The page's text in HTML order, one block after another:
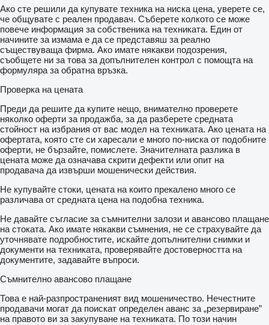
Ако сте решили да купувате техника на ниска цена, уверете се,
че общувате с реален продавач. Съберете колкото се може
повече информация за собственика на техниката. Един от
начините за измама е да се представяш за реално
съществуваща фирма. Ако имате някакви подозрения,
съобщете ни за това за допълнителен контрол с помощта на
формуляра за обратна връзка.
Проверка на цената
Преди да решите да купите нещо, внимателно проверете
няколко оферти за продажба, за да разберете средната
стойност на избрания от вас модел на техниката. Ако цената на
офертата, която сте си харесали е много по-ниска от подобните
оферти, не бързайте, помислете. Значителната разлика в
цената може да означава скрити дефекти или опит на
продавача да извърши мошенически действия.
Не купувайте стоки, цената на които прекалено много се
различава от средната цена на подобна техника.
Не давайте съгласие за съмнителни залози и авансово плащане
на стоката. Ако имате някакви съмнения, не се страхувайте да
уточнявате подробностите, искайте допълнителни снимки и
документи на техниката, проверявайте достоверността на
документите, задавайте въпроси.
Съмнително авансово плащане
Това е най-разпространеният вид мошеничество. Нечестните
продавачи могат да поискат определен аванс за „резервиране”
на правото ви за закупуване на техниката. По този начин